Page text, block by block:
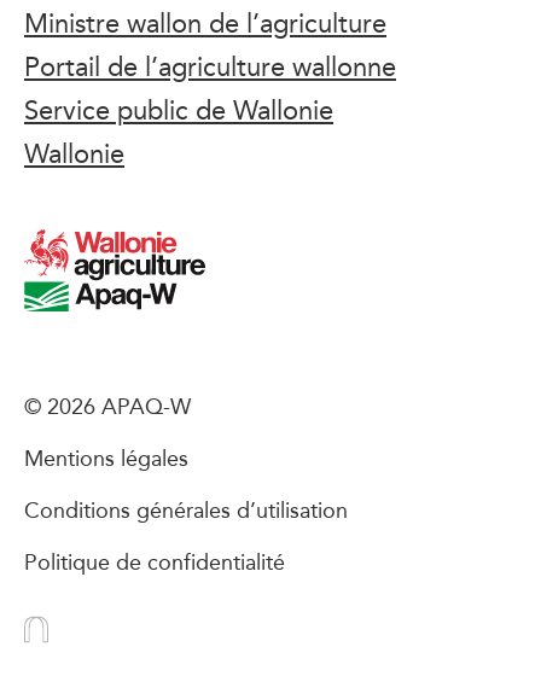
Ministre wallon de l’agriculture
Portail de l’agriculture wallonne
Service public de Wallonie
Wallonie
© 2026 APAQ-W
Mentions légales
Conditions générales d’utilisation
Politique de confidentialité